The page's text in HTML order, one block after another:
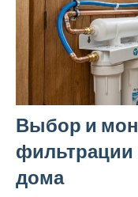
Выбор и
фильтрации
дома